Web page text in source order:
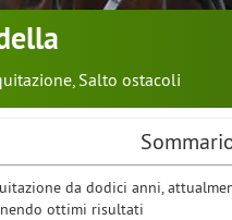
, Salto ostacoli
da dodici anni,
ottimi risultati